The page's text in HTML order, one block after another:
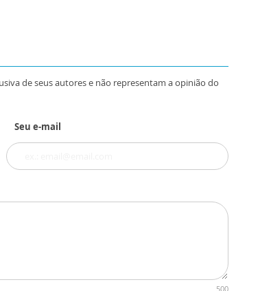
de seus autores e não representam a opinião do
Seu e-mail
500